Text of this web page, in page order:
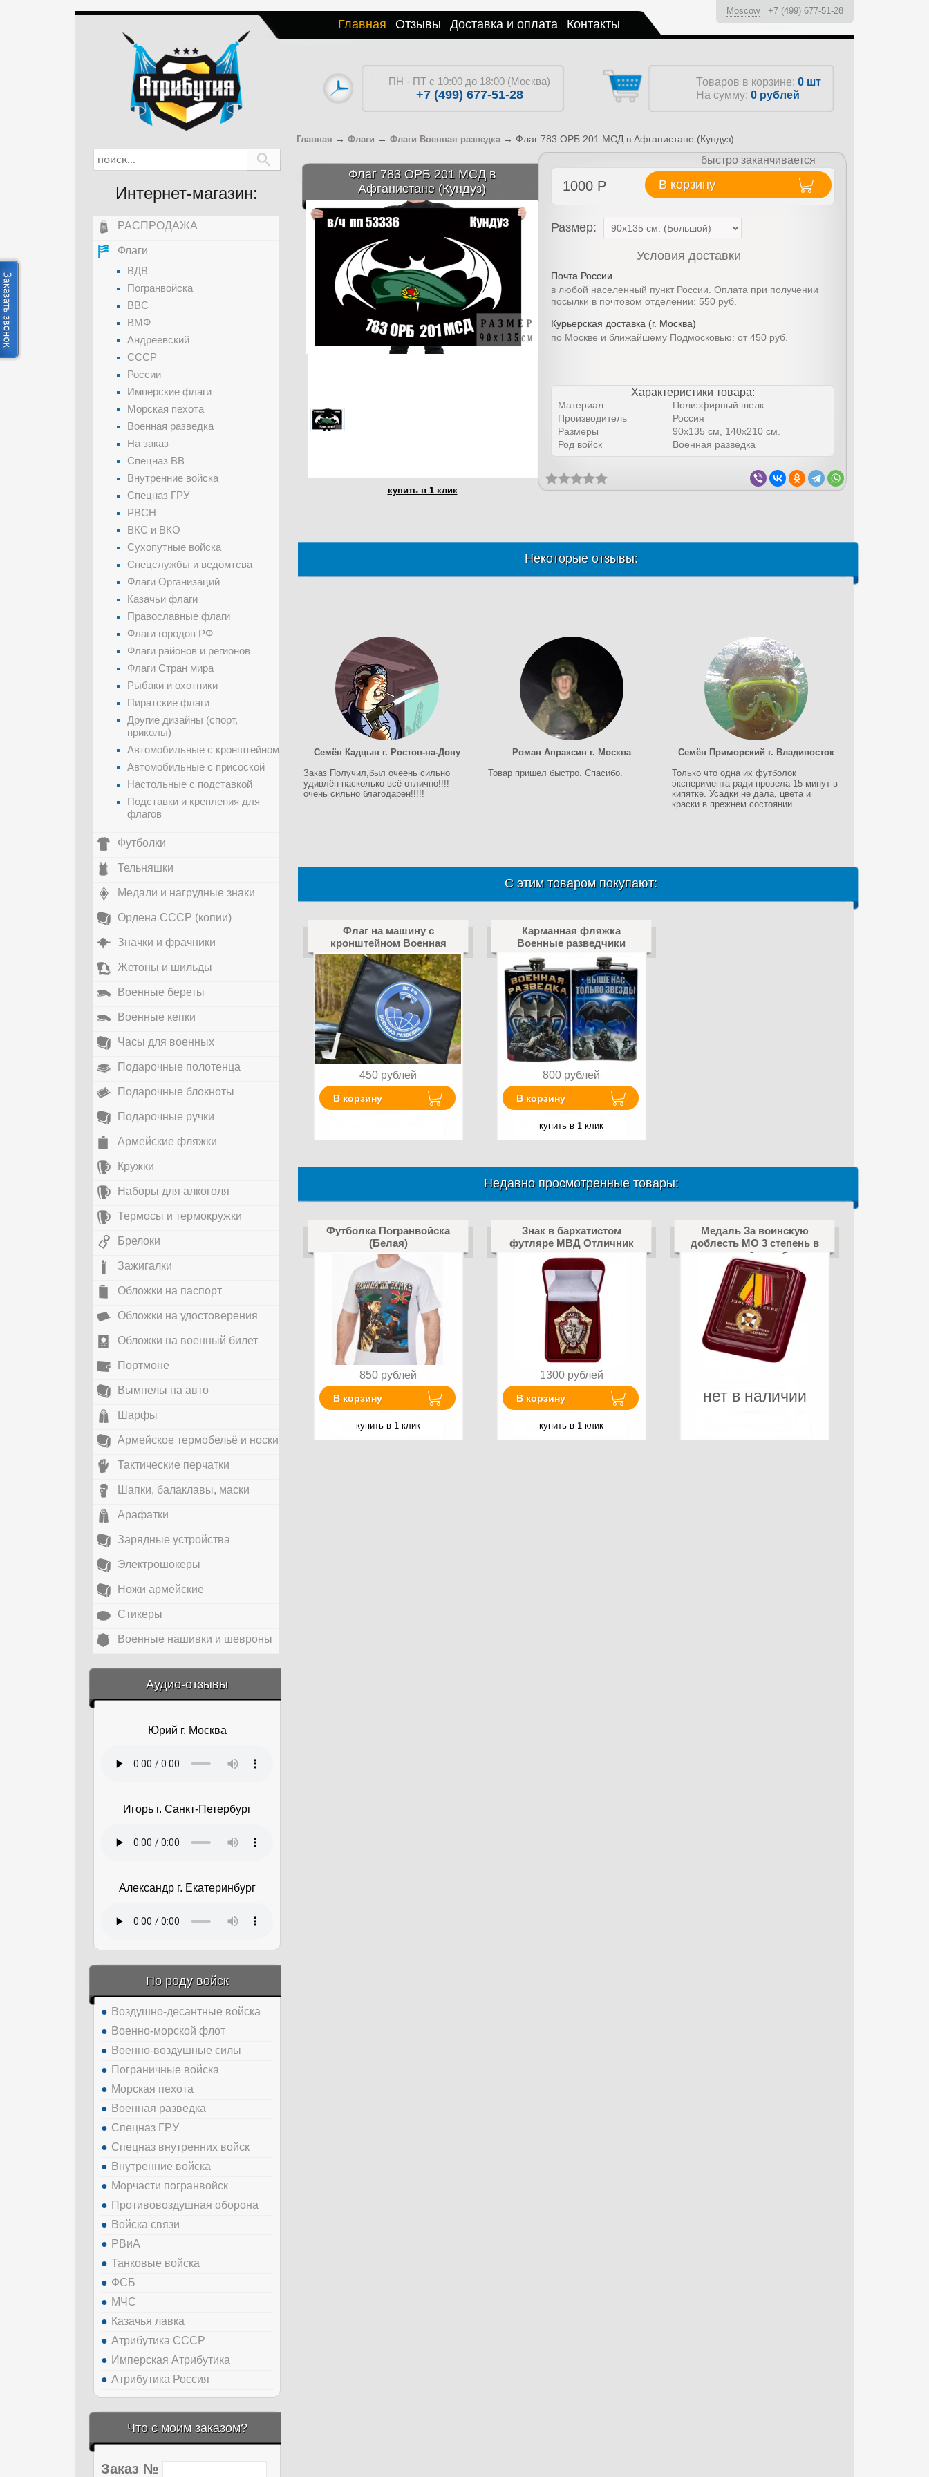
Главная Отзывы Доставка и оплата Контакты
Moscow +7 (499) 677-51-28
ПН - ПТ с 10:00 до 18:00 (Москва)
+7 (499) 677-51-28
Товаров в корзине: 0 шт
На сумму: 0 рублей
Главная → Флаги → Флаги Военная разведка → Флаг 783 ОРБ 201 МСД в Афганистане (Кундуз)
Флаг 783 ОРБ 201 МСД в
Афганистане (Кундуз)
быстро заканчивается
1000 Р В корзину
купить в 1 клик
Размер:
Условия доставки
Почта России
в любой населенный пункт России. Оплата при получении
посылки в почтовом отделении: 550 руб.
Курьерская доставка (г. Москва)
по Москве и ближайшему Подмосковью: от 450 руб.
Характеристики товара:
Материал
Полиэфирный шелк
Производитель
Россия
Размеры
90х135 см, 140х210 см.
Род войск
Военная разведка
Некоторые отзывы:
Семён Кадцын г. Ростов-на-Дону
Заказ Получил,был очеень сильно
удивлён насколько всё отлично!!!!
очень сильно благодарен!!!!!
Роман Апраксин г. Москва
Товар пришел быстро. Спасибо.
Семён Приморский г. Владивосток
Только что одна их футболок
эксперимента ради провела 15 минут в
кипятке. Усадки не дала, цвета и
краски в прежнем состоянии.
С этим товаром покупают:
Флаг на машину с
кронштейном Военная
разведка
450 рублей
В корзину
Карманная фляжка
Военные разведчики
800 рублей
В корзину
купить в 1 клик
Недавно просмотренные товары:
Футболка Погранвойска
(Белая)
850 рублей
В корзину
купить в 1 клик
Знак в бархатистом
футляре МВД Отличник
милиции
1300 рублей
В корзину
купить в 1 клик
Медаль За воинскую
доблесть МО 3 степень в
наградной коробке с
удостоверением в
комплекте
нет в наличии
Интернет-магазин:
РАСПРОДАЖА
Флаги
ВДВ
Погранвойска
ВВС
ВМФ
Андреевский
СССР
России
Имперские флаги
Морская пехота
Военная разведка
На заказ
Спецназ ВВ
Внутренние войска
Спецназ ГРУ
РВСН
ВКС и ВКО
Сухопутные войска
Спецслужбы и ведомтсва
Флаги Организаций
Казачьи флаги
Православные флаги
Флаги городов РФ
Флаги районов и регионов
Флаги Стран мира
Рыбаки и охотники
Пиратские флаги
Другие дизайны (спорт,
приколы)
Автомобильные с кронштейном
Автомобильные с присоской
Настольные с подставкой
Подставки и крепления для
флагов
Футболки
Тельняшки
Медали и нагрудные знаки
Ордена СССР (копии)
Значки и фрачники
Жетоны и шильды
Военные береты
Военные кепки
Часы для военных
Подарочные полотенца
Подарочные блокноты
Подарочные ручки
Армейские фляжки
Кружки
Наборы для алкоголя
Термосы и термокружки
Брелоки
Зажигалки
Обложки на паспорт
Обложки на удостоверения
Обложки на военный билет
Портмоне
Вымпелы на авто
Шарфы
Армейское термобельё и носки
Тактические перчатки
Шапки, балаклавы, маски
Арафатки
Зарядные устройства
Электрошокеры
Ножи армейские
Стикеры
Военные нашивки и шевроны
Аудио-отзывы
&amp;nbsp;
Юрий г. Москва
Игорь г. Санкт-Петербург
Александр г. Екатеринбург
По роду войск
Воздушно-десантные войска
Военно-морской флот
Военно-воздушные силы
Пограничные войска
Морская пехота
Военная разведка
Спецназ ГРУ
Спецназ внутренних войск
Внутренние войска
Морчасти погранвойск
Противовоздушная оборона
Войска связи
РВиА
Танковые войска
ФСБ
МЧС
Казачья лавка
Атрибутика СССР
Имперская Атрибутика
Атрибутика Россия
Что с моим заказом?
Заказ №